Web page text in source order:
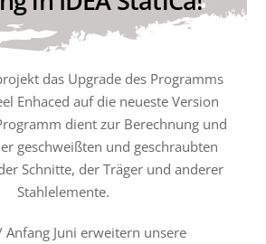
das Upgrade des Programms
Enhaced auf die neueste Version
dient zur Berechnung und
geschweißten und geschraubten
Schnitte, der Träger und anderer
Stahlelemente.
Anfang Juni erweitern unsere